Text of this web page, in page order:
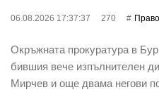
06.08.2026 17:37:37 270 Право
Окръжната прокуратура в
бившия вече изпълнителен
Мирчев и още двама негови